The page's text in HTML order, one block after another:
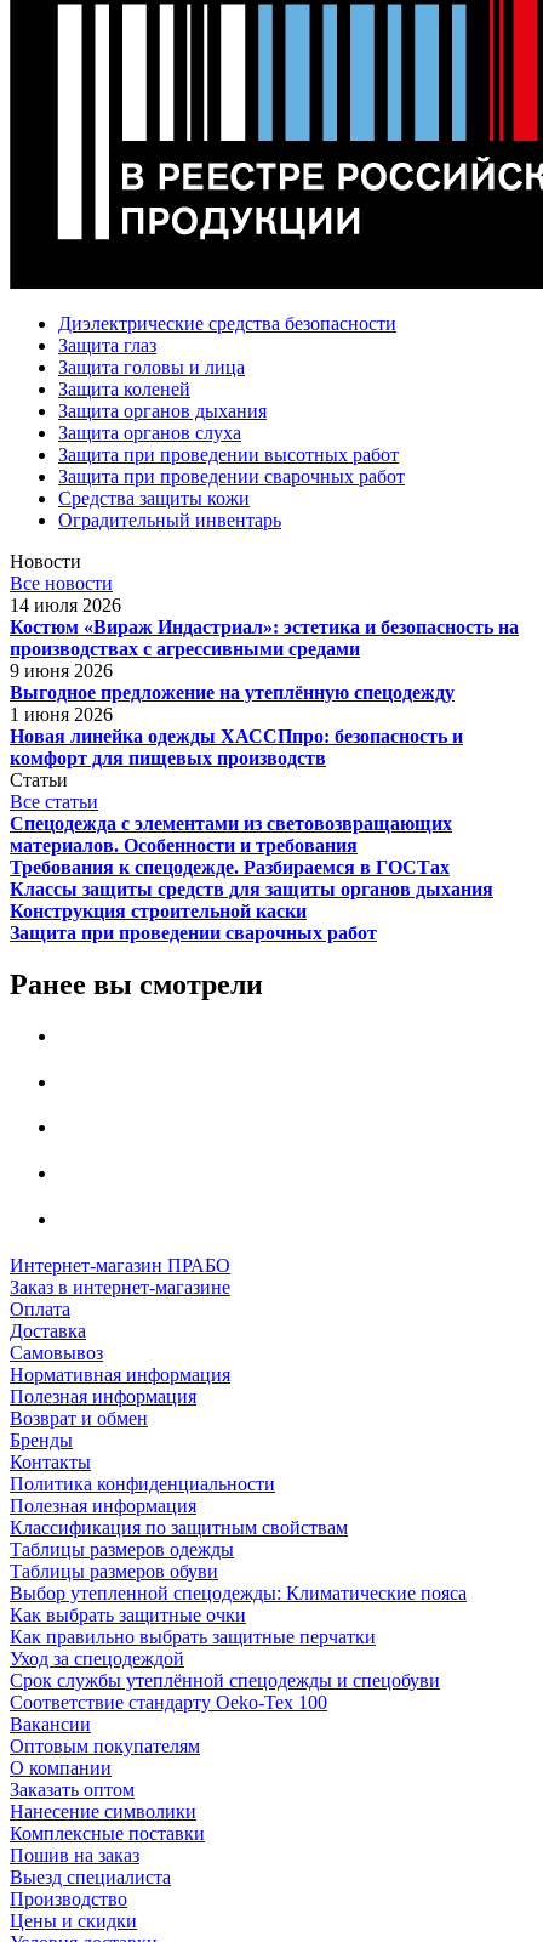
Диэлектрические средства безопасности
Защита глаз
Защита головы и лица
Защита коленей
Защита органов дыхания
Защита органов слуха
Защита при проведении высотных работ
Защита при проведении сварочных работ
Средства защиты кожи
Оградительный инвентарь
Новости
Все новости
14 июля 2026
Костюм «Вираж Индастриал»: эстетика и безопасность на
производствах с агрессивными средами
9 июня 2026
Выгодное предложение на утеплённую спецодежду
1 июня 2026
Новая линейка одежды ХАССПпро: безопасность и
комфорт для пищевых производств
Статьи
Все статьи
Спецодежда с элементами из световозвращающих
материалов. Особенности и требования
Требования к спецодежде. Разбираемся в ГОСТах
Классы защиты средств для защиты органов дыхания
Конструкция строительной каски
Защита при проведении сварочных работ
Ранее вы смотрели
Интернет-магазин ПРАБО
Заказ в интернет-магазине
Оплата
Доставка
Самовывоз
Нормативная информация
Полезная информация
Возврат и обмен
Бренды
Контакты
Политика конфиденциальности
Полезная информация
Классификация по защитным свойствам
Таблицы размеров одежды
Таблицы размеров обуви
Выбор утепленной спецодежды: Климатические пояса
Как выбрать защитные очки
Как правильно выбрать защитные перчатки
Уход за спецодеждой
Срок службы утеплённой спецодежды и спецобуви
Соответствие стандарту Oeko-Tex 100
Вакансии
Оптовым покупателям
О компании
Заказать оптом
Нанесение символики
Комплексные поставки
Пошив на заказ
Выезд специалиста
Производство
Цены и скидки